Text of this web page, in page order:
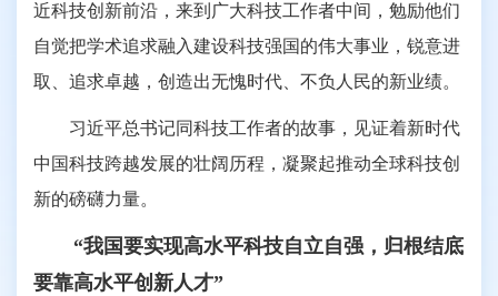
近科技创新前沿，来到广大科技工作者中间，勉励他们
自觉把学术追求融入建设科技强国的伟大事业，锐意进
取、追求卓越，创造出无愧时代、不负人民的新业绩。
习近平总书记同科技工作者的故事，见证着新时代
中国科技跨越发展的壮阔历程，凝聚起推动全球科技创
新的磅礴力量。
“我国要实现高水平科技自立自强，归根结底
要靠高水平创新人才”